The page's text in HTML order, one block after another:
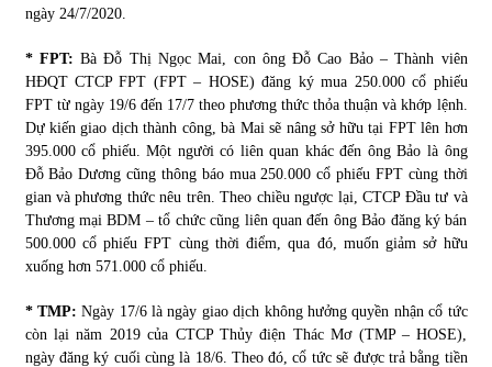
ngày 24/7/2020.
* FPT: Bà Đỗ Thị Ngọc Mai, con ông Đỗ Cao Bảo – Thành viên
HĐQT CTCP FPT (FPT – HOSE) đăng ký mua 250.000 cổ phiếu
FPT từ ngày 19/6 đến 17/7 theo phương thức thỏa thuận và khớp lệnh.
Dự kiến giao dịch thành công, bà Mai sẽ nâng sở hữu tại FPT lên hơn
395.000 cổ phiếu. Một người có liên quan khác đến ông Bảo là ông
Đỗ Bảo Dương cũng thông báo mua 250.000 cổ phiếu FPT cùng thời
gian và phương thức nêu trên. Theo chiều ngược lại, CTCP Đầu tư và
Thương mại BDM – tổ chức cũng liên quan đến ông Bảo đăng ký bán
500.000 cổ phiếu FPT cùng thời điểm, qua đó, muốn giảm sở hữu
xuống hơn 571.000 cổ phiếu.
* TMP: Ngày 17/6 là ngày giao dịch không hưởng quyền nhận cổ tức
còn lại năm 2019 của CTCP Thủy điện Thác Mơ (TMP – HOSE),
ngày đăng ký cuối cùng là 18/6. Theo đó, cổ tức sẽ được trả bằng tiền